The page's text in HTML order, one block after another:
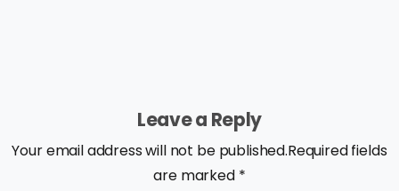
Leave a Reply
Your email address will not be published.Required fields
are marked *